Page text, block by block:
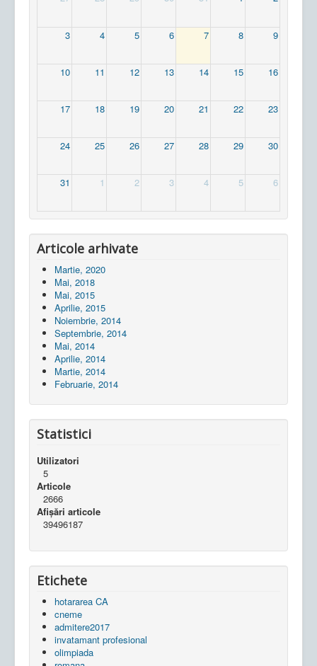
3 4 5 6 7 8 9
10 11 12 13 14 15 16
17 18 19 20 21 22 23
24 25 26 27 28 29 30
31 1 2 3 4 5 6
Articole arhivate
Martie, 2020
Mai, 2018
Mai, 2015
Aprilie, 2015
Noiembrie, 2014
Septembrie, 2014
Mai, 2014
Aprilie, 2014
Martie, 2014
Februarie, 2014
Statistici
Utilizatori
5
Articole
2666
Afișări articole
39496187
Etichete
hotararea CA
cneme
admitere2017
invatamant profesional
olimpiada